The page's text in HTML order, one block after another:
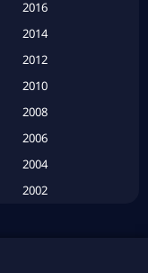
(20)
2016
2014
2012
2010
2008
2006
2004
2002